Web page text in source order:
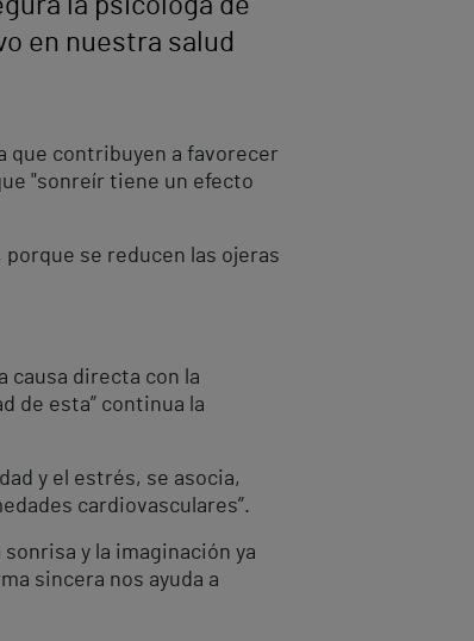
en nuestra salud
que contribuyen a favorecer
"sonreír tiene un efecto
se reducen las ojeras
causa directa con la
de esta” continua la
y el estrés, se asocia,
cardiovasculares”.
y la imaginación ya
sincera nos ayuda a